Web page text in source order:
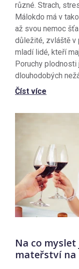
různé. Strach,
Málokdo má v
až svou nemoc
důležité, zvláště v
mladí lidé, kteří
Poruchy
dlouhodobých
Číst více
Na co
mateřství